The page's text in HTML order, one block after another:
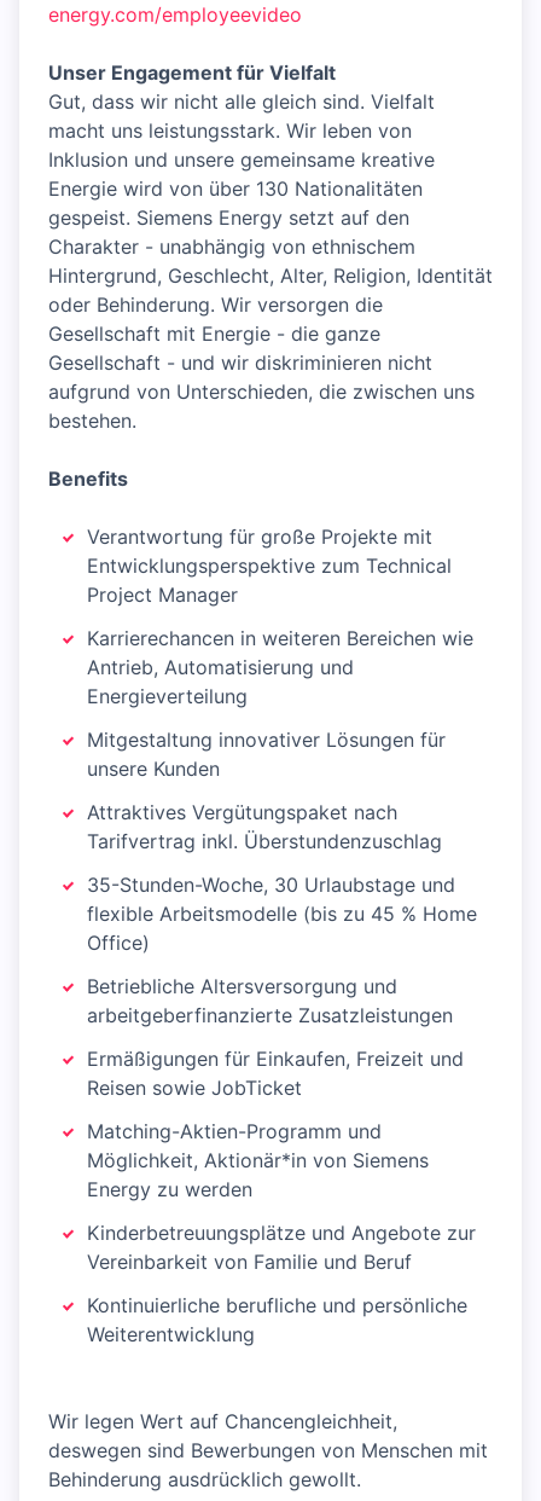
energy.com/employeevideo
Unser Engagement für Vielfalt
Gut, dass wir nicht alle gleich sind. Vielfalt
macht uns leistungsstark. Wir leben von
Inklusion und unsere gemeinsame kreative
Energie wird von über 130 Nationalitäten
gespeist. Siemens Energy setzt auf den
Charakter - unabhängig von ethnischem
Hintergrund, Geschlecht, Alter, Religion, Identität
oder Behinderung. Wir versorgen die
Gesellschaft mit Energie - die ganze
Gesellschaft - und wir diskriminieren nicht
aufgrund von Unterschieden, die zwischen uns
bestehen.
Benefits
Verantwortung für große Projekte mit
Entwicklungsperspektive zum Technical
Project Manager
Karrierechancen in weiteren Bereichen wie
Antrieb, Automatisierung und
Energieverteilung
Mitgestaltung innovativer Lösungen für
unsere Kunden
Attraktives Vergütungspaket nach
Tarifvertrag inkl. Überstundenzuschlag
35-Stunden-Woche, 30 Urlaubstage und
flexible Arbeitsmodelle (bis zu 45 % Home
Office)
Betriebliche Altersversorgung und
arbeitgeberfinanzierte Zusatzleistungen
Ermäßigungen für Einkaufen, Freizeit und
Reisen sowie JobTicket
Matching-Aktien-Programm und
Möglichkeit, Aktionär*in von Siemens
Energy zu werden
Kinderbetreuungsplätze und Angebote zur
Vereinbarkeit von Familie und Beruf
Kontinuierliche berufliche und persönliche
Weiterentwicklung
Wir legen Wert auf Chancengleichheit,
deswegen sind Bewerbungen von Menschen mit
Behinderung ausdrücklich gewollt.